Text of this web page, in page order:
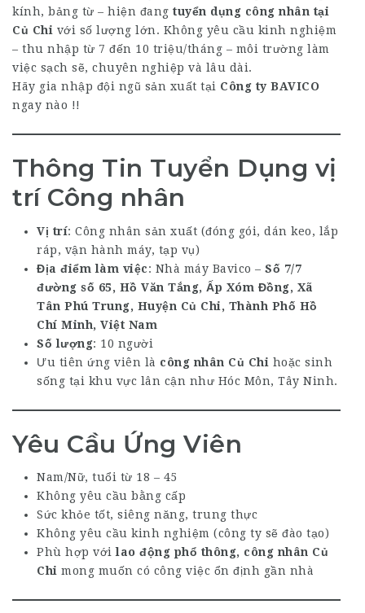
kính, bảng từ – hiện đang tuyển dụng công nhân tại
Củ Chi với số lượng lớn. Không yêu cầu kinh nghiệm
– thu nhập từ 7 đến 10 triệu/tháng – môi trường làm
việc sạch sẽ, chuyên nghiệp và lâu dài.
Hãy gia nhập đội ngũ sản xuất tại Công ty BAVICO
ngay nào !!
Thông Tin Tuyển Dụng vị
trí Công nhân
Vị trí: Công nhân sản xuất (đóng gói, dán keo, lắp
ráp, vận hành máy, tạp vụ)
Địa điểm làm việc: Nhà máy Bavico – Số 7/7
đường số 65, Hồ Văn Tắng, Ấp Xóm Đồng, Xã
Tân Phú Trung, Huyện Củ Chi, Thành Phố Hồ
Chí Minh, Việt Nam
Số lượng: 10 người
Ưu tiên ứng viên là công nhân Củ Chi hoặc sinh
sống tại khu vực lân cận như Hóc Môn, Tây Ninh.
Yêu Cầu Ứng Viên
Nam/Nữ, tuổi từ 18 – 45
Không yêu cầu bằng cấp
Sức khỏe tốt, siêng năng, trung thực
Không yêu cầu kinh nghiệm (công ty sẽ đào tạo)
Phù hợp vớilao động phổ thông, công nhân Củ
Chi mong muốn có công việc ổn định gần nhà